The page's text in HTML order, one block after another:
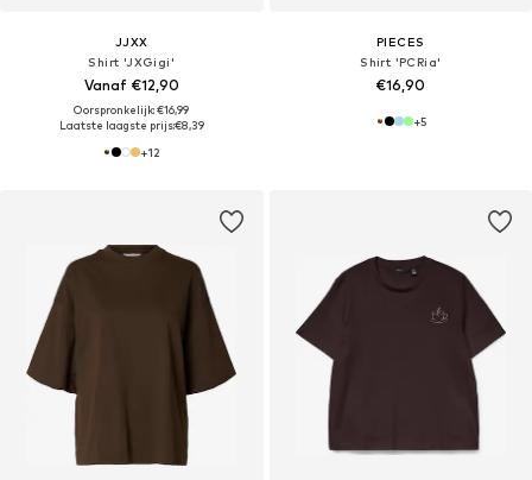
JJXX
Shirt 'JXGigi'
Vanaf €12,90
Oorspronkelijk: €16,99
Laatste laagste prijs:€8,39
+12
PIECES
Shirt 'PCRia'
€16,90
+5